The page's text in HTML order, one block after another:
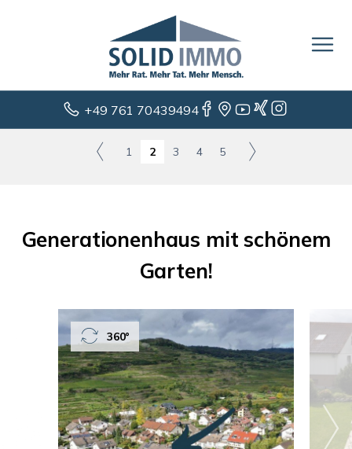
+49 761 70439494
1 2 3 4 5
Generationenhaus mit schönem
Garten!
360°